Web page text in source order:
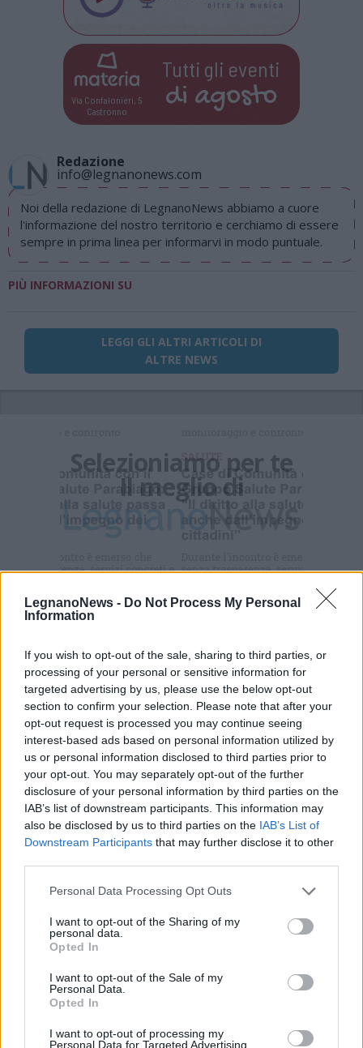
LegnanoNews - Do Not Process My Personal
Information
If you wish to opt-out of the sale, sharing to third parties, or
processing of your personal or sensitive information for
targeted advertising by us, please use the below opt-out
section to confirm your selection. Please note that after your
opt-out request is processed you may continue seeing
interest-based ads based on personal information utilized by
us or personal information disclosed to third parties prior to
your opt-out. You may separately opt-out of the further
disclosure of your personal information by third parties on the
IAB’s list of downstream participants. This information may
also be disclosed by us to third parties on the IAB’s List of
Downstream Participants that may further disclose it to other
Personal Data Processing Opt Outs
I want to opt-out of the Sharing of my
personal data.
Opted In
I want to opt-out of the Sale of my
Personal Data.
Opted In
I want to opt-out of processing my
Personal Data for Targeted Advertising.
Via Confalonieri, 5
Castronno
Tutti gli eventi
di agosto
Redazione
info@legnanonews.com
Noi della redazione di LegnanoNews abbiamo a cuore
l'informazione del nostro territorio e cerchiamo di essere
sempre in prima linea per informarvi in modo puntuale.
PIÙ INFORMAZIONI SU
LEGGI GLI ALTRI ARTICOLI DI
ALTRE NEWS
Selezioniamo per te
Il meglio di
Commenti
Accedioregistrati per commentare questo
articolo.
L'email è richiesta ma non verrà mostrata ai visitatori. Il contenuto di questo
commento esprime il pensiero dell'autore e non rappresenta la linea editoriale
di VareseNews.it, che rimane autonoma e indipendente. I messaggi inclusi nei
commenti non sono testi giornalistici, ma post inviati dai singoli lettori che
possono essere automaticamente pubblicati senza filtro preventivo. I commenti
che includano uno o più link a siti esterni verranno rimossi in automatico dal
sistema.